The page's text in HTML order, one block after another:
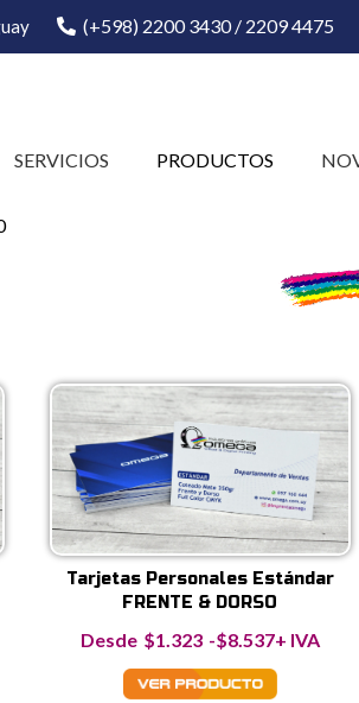
(+598) 2200 3430 / 2209 4475
SERVICIOS PRODUCTOS
Tarjetas Personales Estándar
FRENTE & DORSO
$1.323 -$8.537Rango
de
precios:
+ IVA